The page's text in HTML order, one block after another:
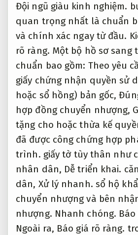
Đội ngũ giàu kinh nghiệm.
quan trọng nhất là chuẩn
và chính xác ngay từ đầu.
rõ ràng. Một bộ hồ sơ sang
chuẩn bao gồm: Theo yêu
giấy chứng nhận quyền sử
hoặc sổ hồng) bản gốc,
hợp đồng chuyển nhượng,
tặng cho hoặc thừa kế
đã được công chứng hợp
trình. giấy tờ tùy thân như
nhân dân, Dễ triển khai.
dân, Xử lý nhanh. sổ hộ
chuyển nhượng và bên
nhượng. Nhanh chóng.
Ngoài ra, Báo giá rõ ràng.